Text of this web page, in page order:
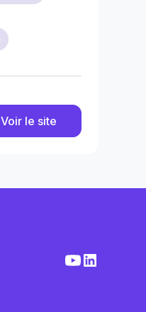
Voir le site